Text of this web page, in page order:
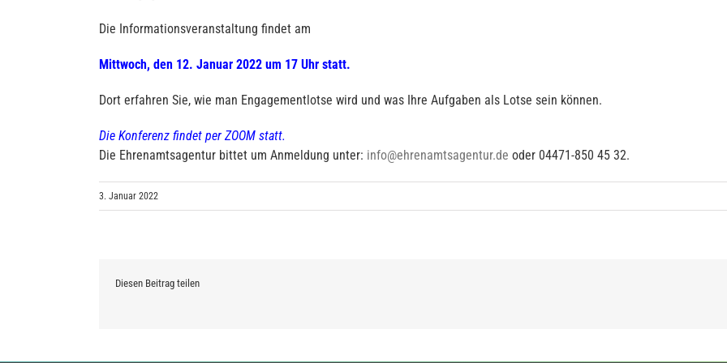
Die Informationsveranstaltung findet am
Mittwoch, den 12. Januar 2022 um 17 Uhr statt.
Dort erfahren Sie, wie man Engagementlotse wird und was Ihre Aufgaben als Lotse sein können.
Die Konferenz findet per ZOOM statt.
Die Ehrenamtsagentur bittet um Anmeldung unter: info@ehrenamtsagentur.de oder 04471-850 45 32.
3. Januar 2022
Diesen Beitrag teilen